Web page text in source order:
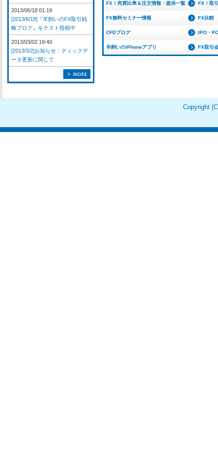
FX！売買比率＆注文情報・提供一覧 FX！取
FX無料セミナー情報 FX比較
CFDブログ IPO・
羊飼いのiPhoneアプリ FX取引
2013/06/18 01:19
[2013/6/18]『羊飼いのFX取引戦
略ブログ』をテスト投稿中
2013/03/02 19:40
[2013/3/2]お知らせ：ティックデ
ータ更新に関して
Copyright